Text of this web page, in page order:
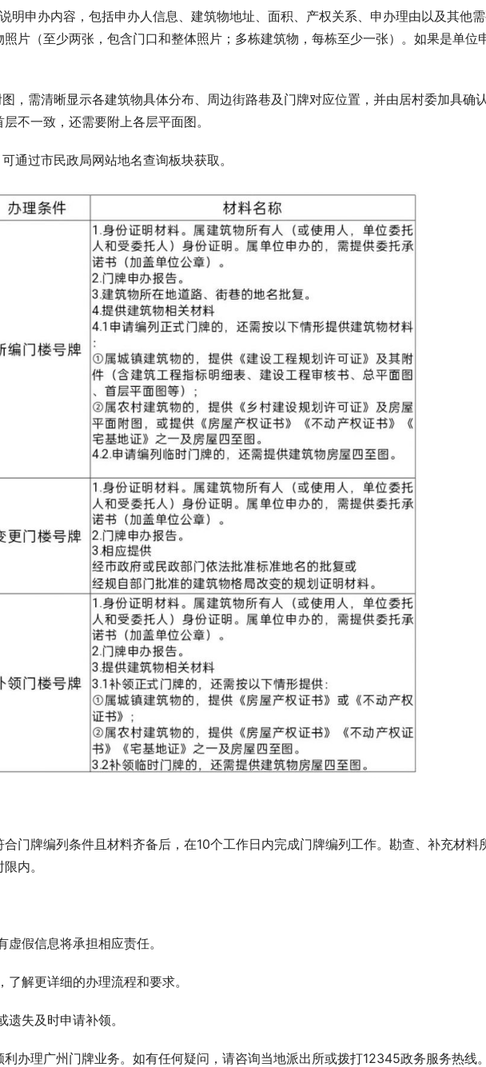
明申办内容，包括申办人信息、建筑物地址、面积、产权关系、申办理由以及其他
片（至少两张，包含门口和整体照片；多栋建筑物，每栋至少一张）。如果是单位
图，需清晰显示各建筑物具体分布、周边街路巷及门牌对应位置，并由居村委加具确
不一致，还需要附上各层平面图。
可通过市民政局网站地名查询板块获取。
门牌编列条件且材料齐备后，在10个工作日内完成门牌编列工作。勘查、补充材料
内。
假信息将承担相应责任。
解更详细的办理流程和要求。
失及时申请补领。
办理广州门牌业务。如有任何疑问，请咨询当地派出所或拨打12345政务服务热线